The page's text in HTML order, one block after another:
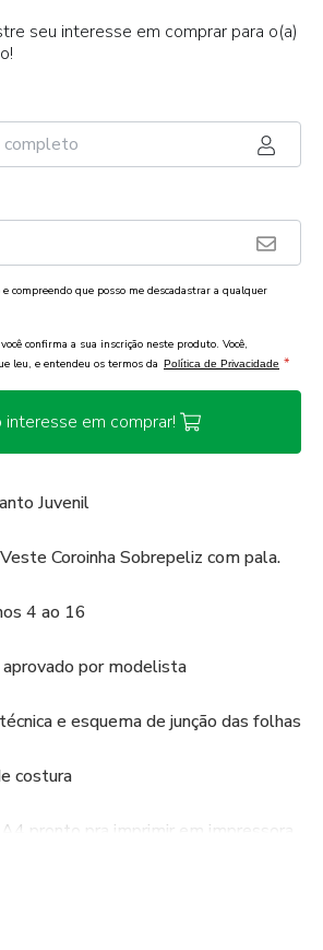
seu interesse em comprar para o(a)
compreendo que posso me descadastrar a qualquer
confirma a sua inscrição neste produto. Você,
leu, e entendeu os termos da Política de Privacidade *
interesse em comprar!
Juvenil
Coroinha Sobrepeliz com pala.
4 ao 16
por modelista
e esquema de junção das folhas
costura
pronto pra imprimir em impressora